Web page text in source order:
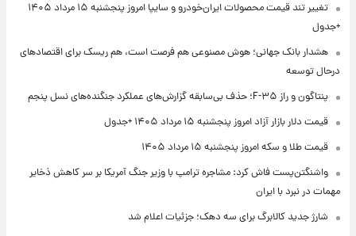
تغییر تند قیمت محصولات ایران‌خودرو و سایپا امروز پنجشنبه ۱۵ مرداد ۱۴۰۵
+جدول
هشدار بانک جهانی؛ هوش مصنوعی هم فرصت است، هم ریسک برای اقتصادهای
درحال توسعه
پنتاگون و راز F-۳۵؛ حذف بی‌سابقه گزارش‌های عملکرد جنگنده‌های نسل پنجم
قیمت دلار بازار آزاد امروز پنجشنبه ۱۵ مرداد ۱۴۰۵ +جدول
قیمت طلا و سکه امروز پنجشنبه ۱۵ مرداد ۱۴۰۵
واشنگتن‌پست فاش کرد: مشاجره ترامپ با وزیر جنگ آمریکا بر سر کاهش ذخایر
مهمات در نبرد با ایران
شارژ جدید کالابرگ برای سه دهک؛ جزئیات اعلام شد